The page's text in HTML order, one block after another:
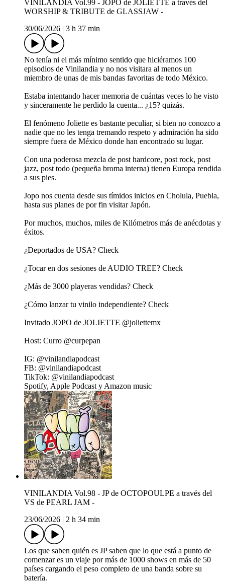
VINILANDIA Vol.99 - JOPO de JOLIETTE a través del
WORSHIP & TRIBUTE de GLASSJAW -
30/06/2026
3 h 37 min
No tenía ni el más mínimo sentido que hiciéramos 100
episodios de Vinilandia y no nos visitara al menos un
miembro de unas de mis bandas favoritas de todo México.
Estaba intentando hacer memoria de cuántas veces lo he visto
y sinceramente he perdido la cuenta... ¿15? quizás.
El fenómeno Joliette es bastante peculiar, si bien no conozco a
nadie que no les tenga tremando respeto y admiración ha sido
siempre fuera de México donde han encontrado su lugar.
Con una poderosa mezcla de post hardcore, post rock, post
jazz, post todo (pequeña broma interna) tienen Europa rendida
a sus pies.
Jopo nos cuenta desde sus tímidos inicios en Cholula, Puebla,
hasta sus planes de por fin visitar Japón.
Por muchos, muchos, miles de Kilómetros más de anécdotas y
éxitos.
¿Deportados de USA? Check
¿Tocar en dos sesiones de AUDIO TREE? Check
¿Más de 3000 playeras vendidas? Check
¿Cómo lanzar tu vinilo independiente? Check
Invitado JOPO de JOLIETTE ⁨@joliettemx⁩
Host: Curro @curpepan
IG: @vinilandiapodcast
FB: @vinilandiapodcast
TikTok: @vinilandiapodcast
Spotify, Apple Podcast y Amazon music
VINILANDIA Vol.98 - JP de OCTOPOULPE a través del
VS de PEARL JAM -
23/06/2026
2 h 34 min
Los que saben quién es JP saben que lo que está a punto de
comenzar es un viaje por más de 1000 shows en más de 50
países cargando el peso completo de una banda sobre su
batería.